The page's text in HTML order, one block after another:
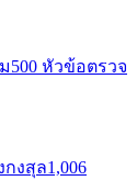
500 หัวข้อตรวจ
กงสุล1,006